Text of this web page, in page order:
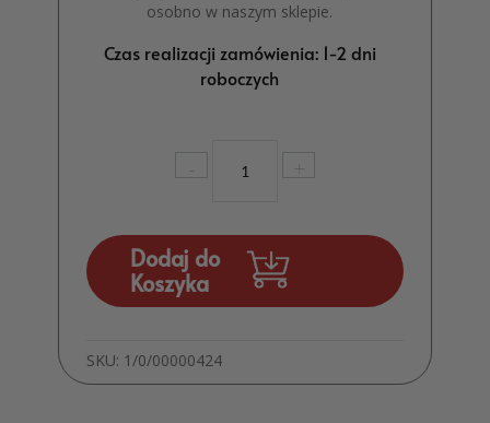
osobno w naszym sklepie.
Czas realizacji zamówienia: 1-2 dni
roboczych
-
Tabliczka
płonie…”
PCV
+
Dodaj do
Koszyka
SKU: 1/0/00000424